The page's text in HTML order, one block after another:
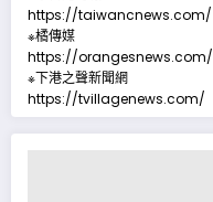
https://taiwancnews.com/
※橘傳媒
https://orangesnews.com/
※下港之聲新聞網
https://tvillagenews.com/